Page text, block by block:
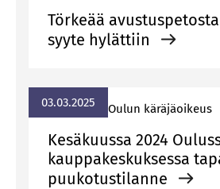
Törkeää
syyte hylättiin
03.03.2025 Ou­lun kä­rä­jä­oi­keus
Kesäkuussa 2024
kauppakeskuksessa
puukotustilanne